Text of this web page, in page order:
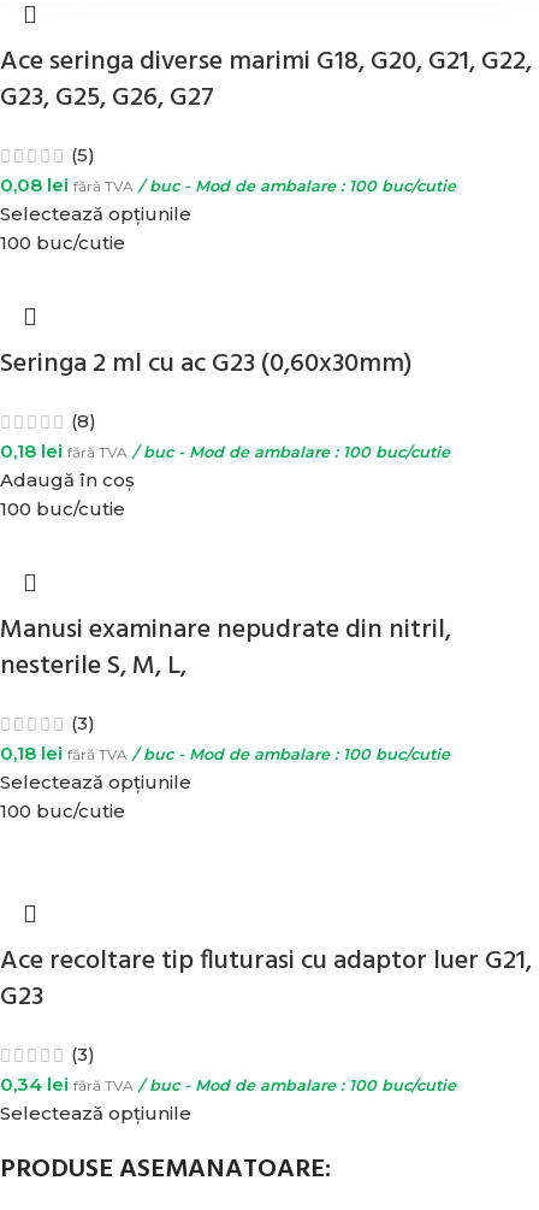
Ace seringa diverse marimi G18, G20, G21, G22,
G23, G25, G26, G27
(5)
0,08 lei fără TVA / buc - Mod de ambalare : 100 buc/cutie
Selectează opțiunile
100 buc/cutie
Seringa 2 ml cu ac G23 (0,60x30mm)
(8)
0,18 lei fără TVA / buc - Mod de ambalare : 100 buc/cutie
Adaugă în coș
100 buc/cutie
Manusi examinare nepudrate din nitril,
nesterile S, M, L,
(3)
0,18 lei fără TVA / buc - Mod de ambalare : 100 buc/cutie
Selectează opțiunile
100 buc/cutie
Ace recoltare tip fluturasi cu adaptor luer G21,
G23
(3)
0,34 lei fără TVA / buc - Mod de ambalare : 100 buc/cutie
Selectează opțiunile
PRODUSE ASEMANATOARE: